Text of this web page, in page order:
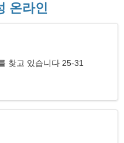
온라인
찾고 있습니다 25-31